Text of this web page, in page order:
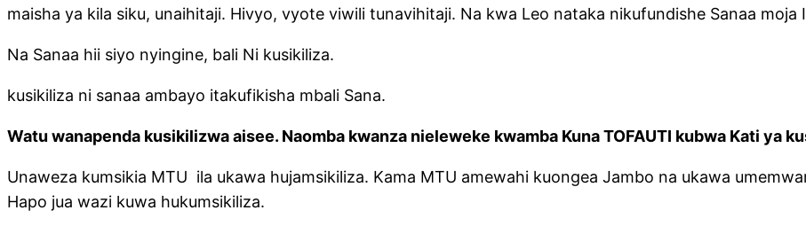
maisha ya kila siku, unaihitaji. Hivyo, vyote viwili tunavihitaji. Na kwa Leo nataka nikufundishe Sanaa
Na Sanaa hii siyo nyingine, bali Ni kusikiliza.
kusikiliza ni sanaa ambayo itakufikisha mbali Sana.
Watu wanapenda kusikilizwa aisee. Naomba kwanza nieleweke kwamba Kuna TOFAUTI kubwa Kati ya
Unaweza kumsikia MTU ila ukawa hujamsikiliza. Kama MTU amewahi kuongea Jambo na ukawa
Hapo jua wazi kuwa hukumsikiliza.